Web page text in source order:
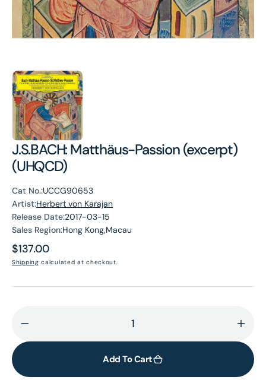
J.S.BACH: Matthäus-Passion (excerpt)
(UHQCD)
Cat No.:UCCG90653
Artist:Herbert von Karajan
Release Date:2017-03-15
Sales Region:Hong Kong,Macau
Regular
price
$137.00
Shipping calculated at checkout.
quantity
J.S.BACH:
for
Add To Cart